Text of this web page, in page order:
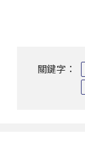
關鍵字：